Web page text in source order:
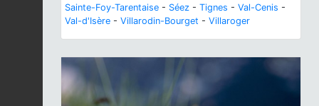
Sainte-Foy-Tarentaise - Séez - Tignes - Val-Cenis -
Val-d'Isère - Villarodin-Bourget - Villaroger